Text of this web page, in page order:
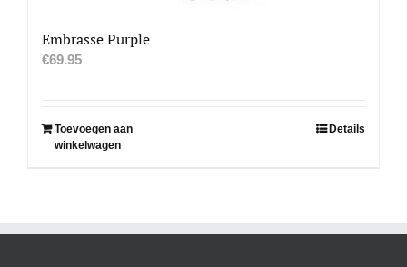
Embrasse Purple
€69.95
Toevoegen aan
winkelwagen
Details